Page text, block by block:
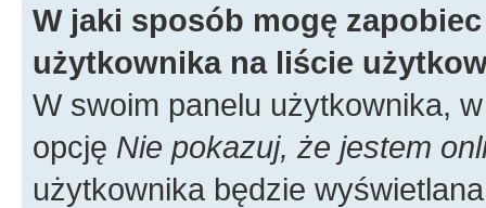
W jaki sposób mogę
użytkownika na liście
W swoim panelu użytkownika,
opcję Nie pokazuj, że jestem
użytkownika będzie